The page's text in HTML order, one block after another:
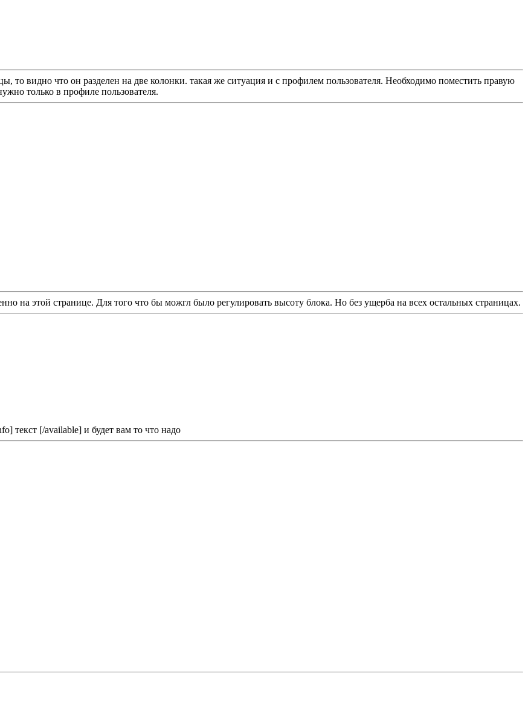
то видно что он разделен на две колонки. такая же ситуация и с профилем пользователя. Необходимо поместить правую
только в профиле пользователя.
на этой странице. Для того что бы можгл было регулировать высоту блока. Но без ущерба на всех остальных страницах.
текст [/available] и будет вам то что надо